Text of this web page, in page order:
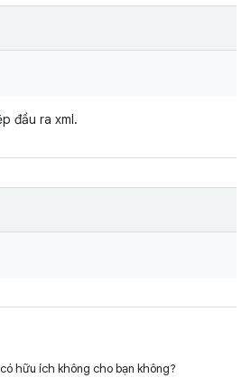
đầu ra xml.
hữu ích không cho bạn không?